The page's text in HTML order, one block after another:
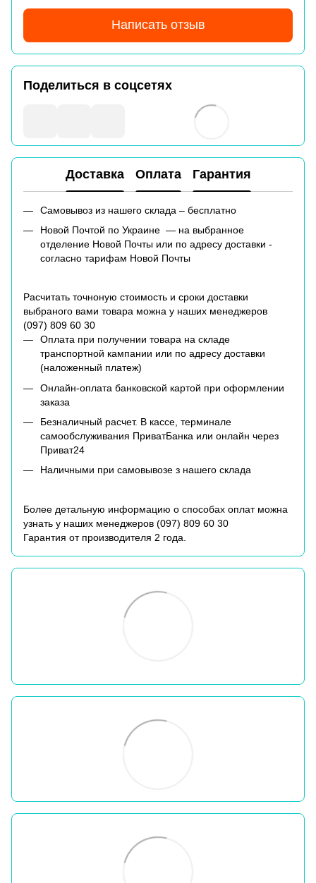
Написать отзыв
Поделиться в соцсетях
Доставка Оплата Гарантия
Самовывоз из нашего склада – бесплатно
Новой Почтой по Украине — на выбранное
отделение Новой Почты или по адресу доставки -
согласно тарифам Новой Почты
Расчитать точноную стоимость и сроки доставки
выбраного вами товара можна у наших менеджеров
(097) 809 60 30
Оплата при получении товара на складе
транспортной кампании или по адресу доставки
(наложенный платеж)
Онлайн-оплата банковской картой при оформлении
заказа
Безналичный расчет. В кассе, терминале
самообслуживания ПриватБанка или онлайн через
Приват24
Наличными при самовывозе з нашего склада
Более детальную информацию о способах оплат можна
узнать у наших менеджеров (097) 809 60 30
Гарантия от производителя 2 года.